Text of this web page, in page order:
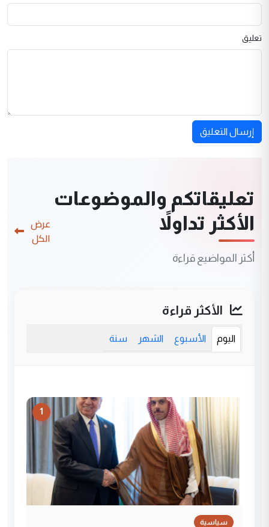
تعليق
إرسال التعليق
تعليقاتكم والموضوعات
الأكثر تداولاً
أكثر المواضيع قراءة
عرض
الكل
الأكثر قراءة
اليوم الأسبوع الشهر سنة
1
سياسية